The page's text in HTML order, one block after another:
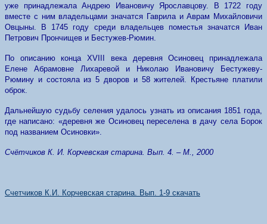
уже принадлежала Андрею Ивановичу Ярославцову. В 1722 году
вместе с ним владельцами значатся Гаврила и Аврам Михайловичи
Овцыны. В 1745 году среди владельцев поместья значатся Иван
Петрович Прончищев и Бестужев-Рюмин.
По описанию конца XVIII века деревня Осиновец принадлежала
Елене Абрамовне Лихаревой и Николаю Ивановичу Бестужеву-
Рюмину и состояла из 5 дворов и 58 жителей. Крестьяне платили
оброк.
Дальнейшую судьбу селения удалось узнать из описания 1851 года,
где написано: «деревня же Осиновец переселена в дачу села Борок
под названием Осиновки».
Счётчиков К. И. Корчевская старина. Вып. 4. – М., 2000
Счетчиков К.И. Корчевская старина. Вып. 1-9 скачать